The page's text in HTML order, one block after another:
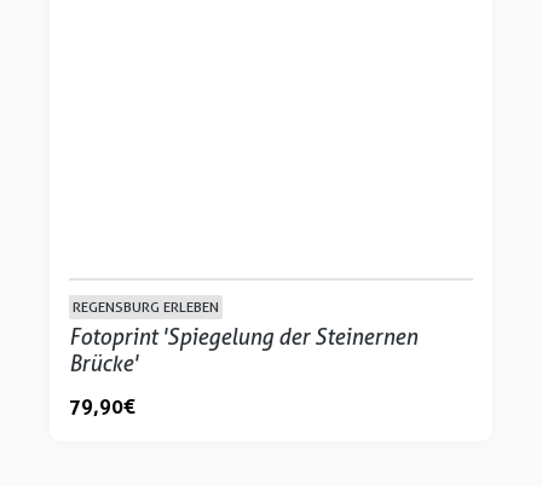
REGENSBURG ERLEBEN
Fotoprint 'Spiegelung der Steinernen
Brücke'
79,90 €